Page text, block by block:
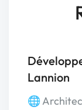
Lannion
🌐